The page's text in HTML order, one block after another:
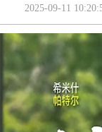
2025-09-11